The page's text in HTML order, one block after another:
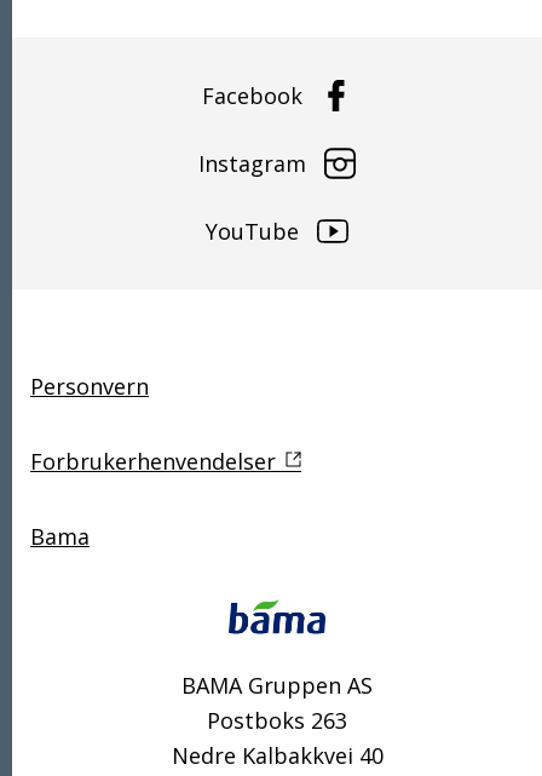
Facebook
Instagram
YouTube
BAMA Gruppen AS
Postboks 263
Nedre Kalbakkvei 40
Snarveier
Personvern
Forbrukerhenvendelser
Bama